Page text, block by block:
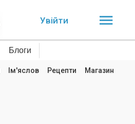
Увійти
Блоги
Ім'яслов Рецепти Магазин